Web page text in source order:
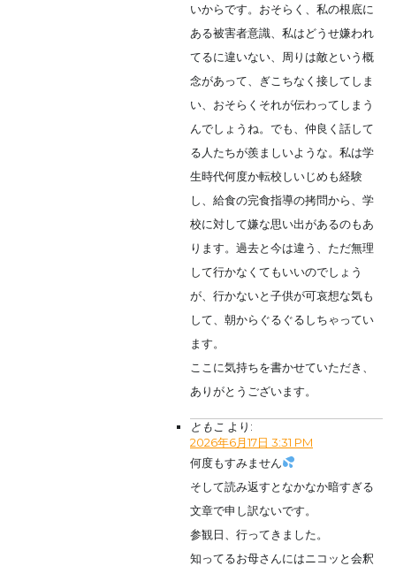
いからです。おそらく、私の根底に
ある被害者意識、私はどうせ嫌われ
てるに違いない、周りは敵という概
念があって、ぎこちなく接してしま
い、おそらくそれが伝わってしまう
んでしょうね。でも、仲良く話して
る人たちが羨ましいような。私は学
生時代何度か転校しいじめも経験
し、給食の完食指導の拷問から、学
校に対して嫌な思い出があるのもあ
ります。過去と今は違う、ただ無理
して行かなくてもいいのでしょう
が、行かないと子供が可哀想な気も
して、朝からぐるぐるしちゃってい
ます。
ここに気持ちを書かせていただき、
ありがとうございます。
ともこ より:
2026年6月17日 3:31 PM
何度もすみません
そして読み返すとなかなか暗すぎる
文章で申し訳ないです。
参観日、行ってきました。
知ってるお母さんにはニコッと会釈